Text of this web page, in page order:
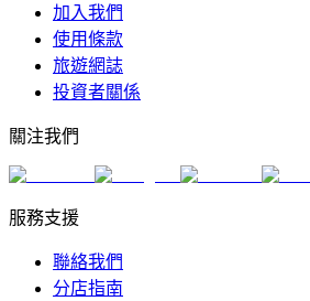
加入我們
使用條款
旅遊網誌
投資者關係
關注我們
服務支援
聯絡我們
分店指南